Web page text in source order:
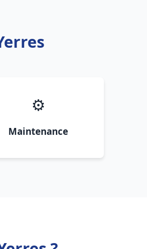
⚙️
Maintenance